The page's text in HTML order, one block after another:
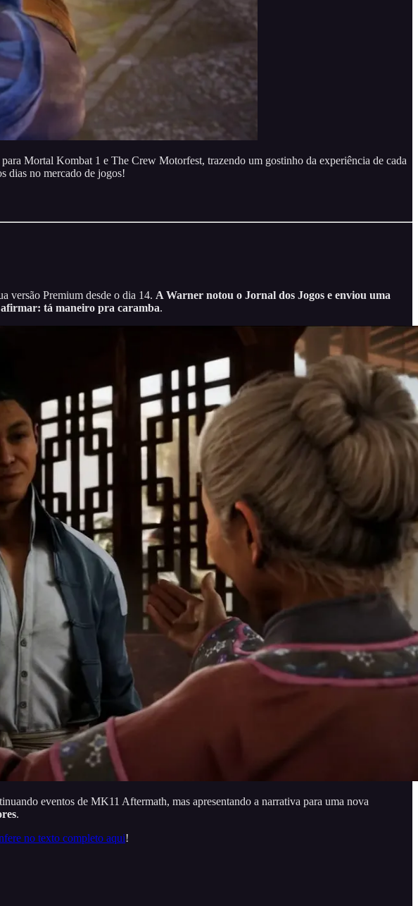
Mortal Kombat 1 e The Crew Motorfest, trazendo um gostinho da experiência de cada
dias no mercado de jogos!
versão Premium desde o dia 14. A Warner notou o Jornal dos Jogos e enviou uma
afirmar: tá maneiro pra caramba.
eventos de MK11 Aftermath, mas apresentando a narrativa para uma nova
.
no texto completo aqui!